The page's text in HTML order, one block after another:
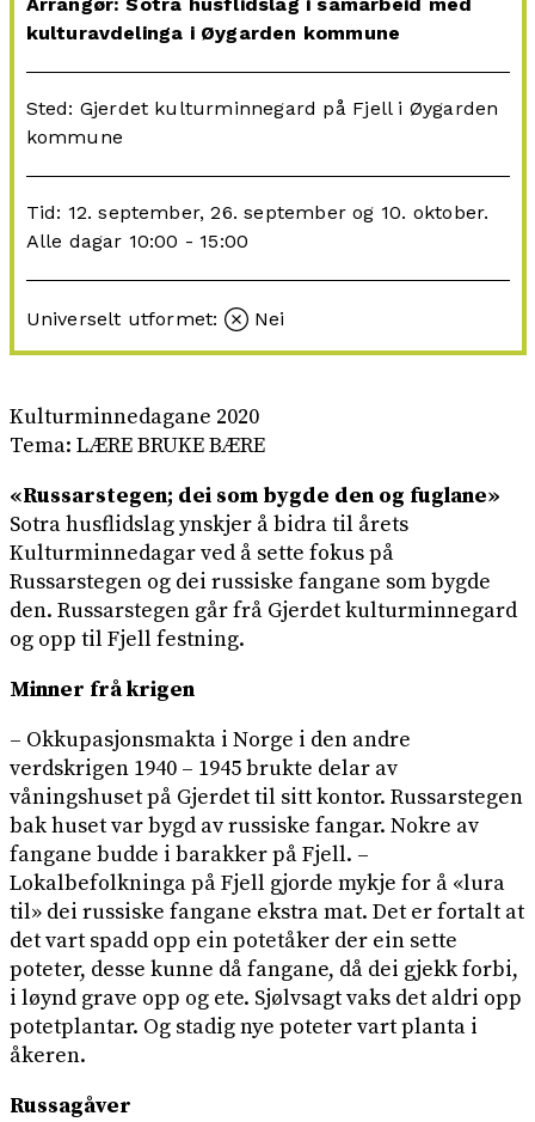
kulturavdelinga i Øygarden kommune
Sted: Gjerdet kulturminnegard på Fjell i Øygarden
kommune
Tid: 12. september, 26. september og 10. oktober.
Alle dagar 10:00 - 15:00
Universelt utformet: Nei
Kulturminnedagane 2020
Tema: LÆRE BRUKE BÆRE
«Russarstegen; dei som bygde den og fuglane»
Sotra husflidslag ynskjer å bidra til årets
Kulturminnedagar ved å sette fokus på
Russarstegen og dei russiske fangane som bygde
den. Russarstegen går frå Gjerdet kulturminnegard
og opp til Fjell festning.
Minner frå krigen
– Okkupasjonsmakta i Norge i den andre
verdskrigen 1940 – 1945 brukte delar av
våningshuset på Gjerdet til sitt kontor. Russarstegen
bak huset var bygd av russiske fangar. Nokre av
fangane budde i barakker på Fjell. –
Lokalbefolkninga på Fjell gjorde mykje for å «lura
til» dei russiske fangane ekstra mat. Det er fortalt at
det vart spadd opp ein potetåker der ein sette
poteter, desse kunne då fangane, då dei gjekk forbi,
i løynd grave opp og ete. Sjølvsagt vaks det aldri opp
potetplantar. Og stadig nye poteter vart planta i
åkeren.
Russagåver